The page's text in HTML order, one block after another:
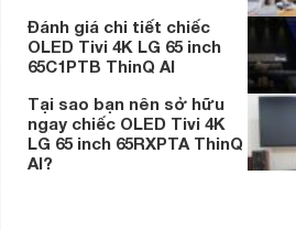
Đánh giá chi tiết chiếc
OLED Tivi 4K LG 65 inch
65C1PTB ThinQ AI
Tại sao bạn nên sở hữu
ngay chiếc OLED Tivi 4K
LG 65 inch 65RXPTA ThinQ
AI?